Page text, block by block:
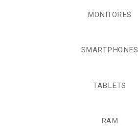
MONITORES
SMARTPHONES
TABLETS
RAM